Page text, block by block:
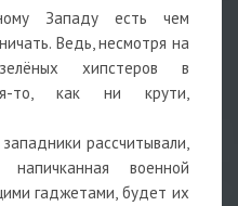
Западу есть чем
Ведь, несмотря на
хипстеров в
то, как ни крути,
рассчитывали,
военной
гаджетами, будет их